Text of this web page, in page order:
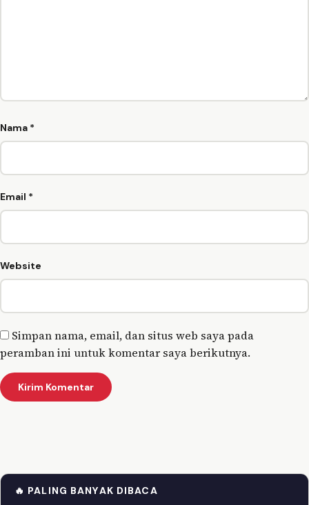
Nama *
Email *
Website
Simpan nama, email, dan situs web saya pada
peramban ini untuk komentar saya berikutnya.
🔥 PALING BANYAK DIBACA